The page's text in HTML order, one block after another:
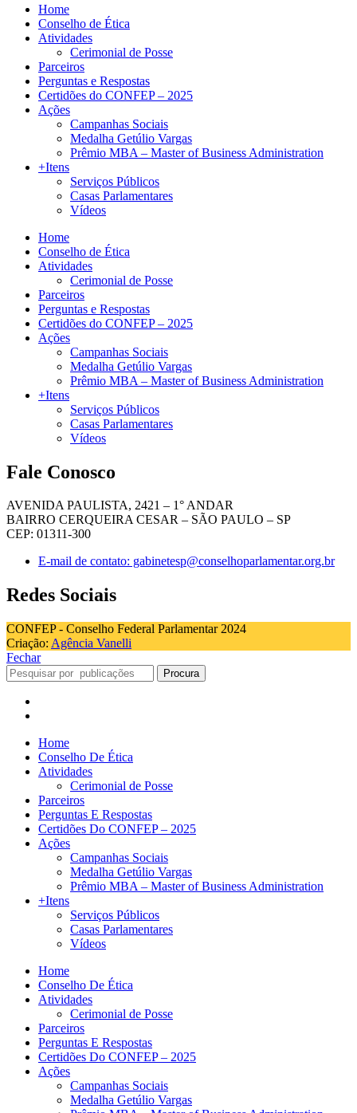
Home
Conselho de Ética
Atividades
Cerimonial de Posse
Parceiros
Perguntas e Respostas
Certidões do CONFEP – 2025
Ações
Campanhas Sociais
Medalha Getúlio Vargas
Prêmio MBA – Master of Business Administration
+Itens
Serviços Públicos
Casas Parlamentares
Vídeos
Home
Conselho de Ética
Atividades
Cerimonial de Posse
Parceiros
Perguntas e Respostas
Certidões do CONFEP – 2025
Ações
Campanhas Sociais
Medalha Getúlio Vargas
Prêmio MBA – Master of Business Administration
+Itens
Serviços Públicos
Casas Parlamentares
Vídeos
Fale Conosco
AVENIDA PAULISTA, 2421 – 1° ANDAR
BAIRRO CERQUEIRA CESAR – SÃO PAULO – SP
CEP: 01311-300
E-mail de contato: gabinetesp@conselhoparlamentar.org.br
Redes Sociais
CONFEP - Conselho Federal Parlamentar 2024
Criação: Agência Vanelli
Fechar
Procura
Home
Conselho De Ética
Atividades
Cerimonial de Posse
Parceiros
Perguntas E Respostas
Certidões Do CONFEP – 2025
Ações
Campanhas Sociais
Medalha Getúlio Vargas
Prêmio MBA – Master of Business Administration
+Itens
Serviços Públicos
Casas Parlamentares
Vídeos
Home
Conselho De Ética
Atividades
Cerimonial de Posse
Parceiros
Perguntas E Respostas
Certidões Do CONFEP – 2025
Ações
Campanhas Sociais
Medalha Getúlio Vargas